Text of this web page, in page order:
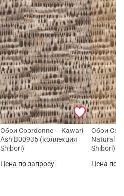
Обои Coordonne — Kawari
Ash B00936 (коллекция
Shibori)
Цена по запросу
Обои
Natural
Shibori)
Цена по